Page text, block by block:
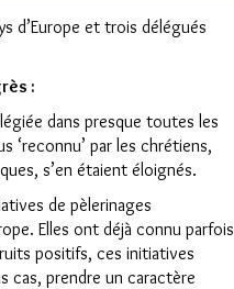
d’Europe et trois délégués
:
dans presque toutes les
‘reconnu’ par les chrétiens,
s’en étaient éloignés.
de pèlerinages
Elles ont déjà connu parfois
positifs, ces initiatives
cas, prendre un caractère